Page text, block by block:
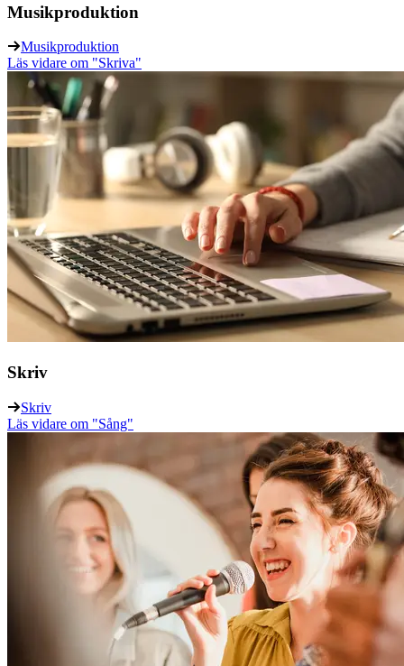
Musikproduktion
Musikproduktion
Läs vidare om "Skriva"
Skriv
Skriv
Läs vidare om "Sång"